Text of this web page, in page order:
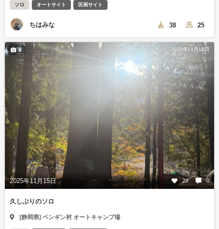
ソロ オートサイト 区画サイト
ちはみな 38 25
2025年11月16日
2025年11月15日 29 0
8
久しぶりのソロ
[静岡県] ペンギン村 オートキャンプ場